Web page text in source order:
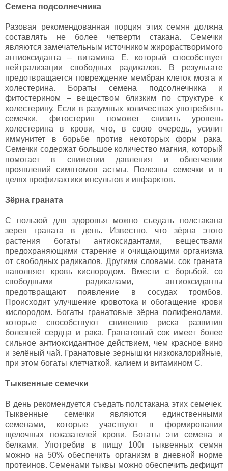
Семена подсолнечника
Разовая рекомендованная порция этих семян должна
составлять не более четверти стакана. Семечки
являются замечательным источником жирорастворимого
антиоксиданта – витамина Е, который способствует
нейтрализации свободных радикалов. В результате
предотвращается повреждение мембран клеток мозга и
холестерина. Бораты семена подсолнечника и
фитостерином – веществом близким по структуре к
холестерину. Если в разумных количествах употреблять
семечки, фитостерин поможет снизить уровень
холестерина в крови, что, в свою очередь, усилит
иммунитет в борьбе против некоторых форм рака.
Семечки содержат большое количество магния, который
помогает в снижении давления и облегчении
проявлений симптомов астмы. Полезны семечки и в
целях профилактики инсультов и инфарктов.
Зёрна граната
С пользой для здоровья можно съедать полстакана
зерен граната в день. Известно, что зёрна этого
растения богаты антиоксидантами, веществами
предохраняющими старение и очищающими организма
от свободных радикалов. Другими словами, сок граната
наполняет кровь кислородом. Вмести с борьбой, со
свободными радикалами, антиоксиданты
предотвращают появление в сосудах тромбов.
Происходит улучшение кровотока и обогащение крови
кислородом. Богаты гранатовые зёрна полифенолами,
которые способствуют снижению риска развития
болезней сердца и рака. Гранатовый сок имеет более
сильное антиоксидантное действием, чем красное вино
и зелёный чай. Гранатовые зернышки низкокалорийные,
при этом богаты клетчаткой, калием и витамином C.
Тыквенные семечки
В день рекомендуется съедать полстакана этих семечек.
Тыквенные семечки являются единственными
семенами, которые участвуют в формировании
щелочных показателей крови. Богаты эти семена и
белками. Употребив в пищу 100г тыквенных семян
можно на 50% обеспечить организм в дневной норме
протеинов. Семенами тыквы можно обеспечить дефицит